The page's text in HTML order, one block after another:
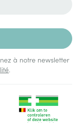
à notre newsletter
.